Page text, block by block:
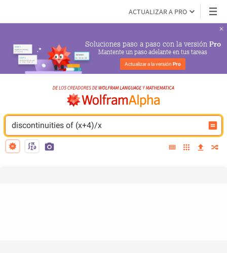
ACTUALIZAR A PRO
Soluciones paso a paso con la versión Pro
Mantente un paso adelante en tus tareas
Actualizar a la versión Pro
discontinuities of (x+4)/x